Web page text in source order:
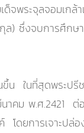
พระจุลจอมเกล้
ล) ซึ่งจบการศึก
น ในที่สุดพระป
คม พ.ศ.2421
ดยการเจาะปล่